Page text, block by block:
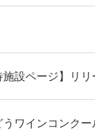
設ページ】リリ
ワインコンク